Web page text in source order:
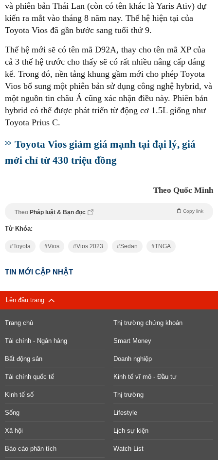
và phiên bản Thái Lan (còn có tên khác là Yaris Ativ) dự
kiến ra mắt vào tháng 8 năm nay. Thế hệ hiện tại của
Toyota Vios đã gần bước sang tuổi thứ 9.
Thế hệ mới sẽ có tên mã D92A, thay cho tên mã XP của
cả 3 thế hệ trước cho thấy sẽ có rất nhiều nâng cấp đáng
kể. Trong đó, nền tảng khung gầm mới cho phép Toyota
Vios bổ sung một phiên bản sử dụng công nghệ hybrid, và
một nguồn tin châu Á cũng xác nhận điều này. Phiên bản
hybrid có thể được phát triển từ động cơ 1.5L giống như
Toyota Prius C.
Toyota Vios giảm giá mạnh tại đại lý, giá
mới chỉ từ 430 triệu đồng
Theo Quốc Minh
Theo Pháp luật & Bạn đọc Copy link
Từ Khóa:
Toyota Vios Vios 2023 Sedan TNGA
TIN MỚI CẬP NHẬT
Lên đầu trang
Trang chủ Thị trường chứng khoán
Tài chính - Ngân hàng Smart Money
Bất động sản Doanh nghiệp
Tài chính quốc tế Kinh tế vĩ mô - Đầu tư
Kinh tế số Thị trường
Sống Lifestyle
Xã hội Lịch sự kiện
Báo cáo phân tích Watch List